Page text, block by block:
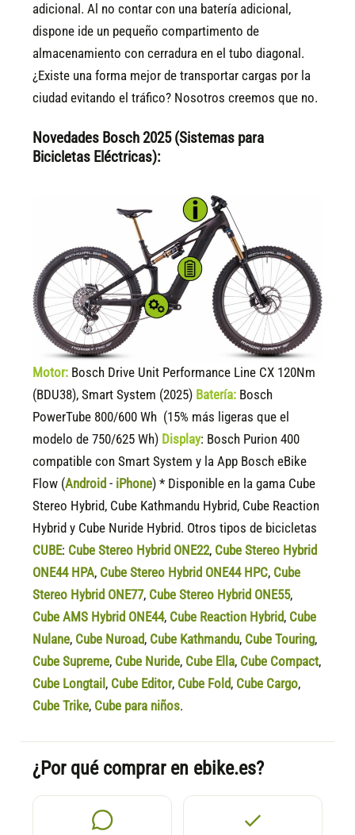
adicional. Al no contar con una batería adicional,
dispone ide un pequeño compartimento de
almacenamiento con cerradura en el tubo diagonal.
¿Existe una forma mejor de transportar cargas por la
ciudad evitando el tráfico? Nosotros creemos que no.
Novedades Bosch 2025 (Sistemas para
Bicicletas Eléctricas):
Motor: Bosch Drive Unit Performance Line CX 120Nm
(BDU38), Smart System (2025) Batería: Bosch
PowerTube 800/600 Wh (15% más ligeras que el
modelo de 750/625 Wh) Display: Bosch Purion 400
compatible con Smart System y la App Bosch eBike
Flow (Android - iPhone) * Disponible en la gama Cube
Stereo Hybrid, Cube Kathmandu Hybrid, Cube Reaction
Hybrid y Cube Nuride Hybrid. Otros tipos de bicicletas
CUBE: Cube Stereo Hybrid ONE22, Cube Stereo Hybrid
ONE44 HPA, Cube Stereo Hybrid ONE44 HPC, Cube
Stereo Hybrid ONE77, Cube Stereo Hybrid ONE55,
Cube AMS Hybrid ONE44, Cube Reaction Hybrid, Cube
Nulane, Cube Nuroad, Cube Kathmandu, Cube Touring,
Cube Supreme, Cube Nuride, Cube Ella, Cube Compact,
Cube Longtail , Cube Editor, Cube Fold, Cube Cargo,
Cube Trike, Cube para niños.
¿Por qué comprar en ebike.es?